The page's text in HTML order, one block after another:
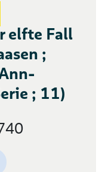
elfte Fall
;
; 11)